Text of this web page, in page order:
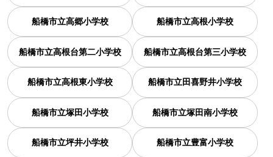
船橋市立高郷小学校 船橋市立高根小学校
船橋市立高根台第二小学校 船橋市立高根台第三小学校
船橋市立高根東小学校 船橋市立田喜野井小学校
船橋市立塚田小学校 船橋市立塚田南小学校
船橋市立坪井小学校 船橋市立豊富小学校